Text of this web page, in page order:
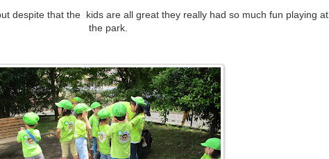
despite that the kids are all great they really had so much fun playing at
the park.